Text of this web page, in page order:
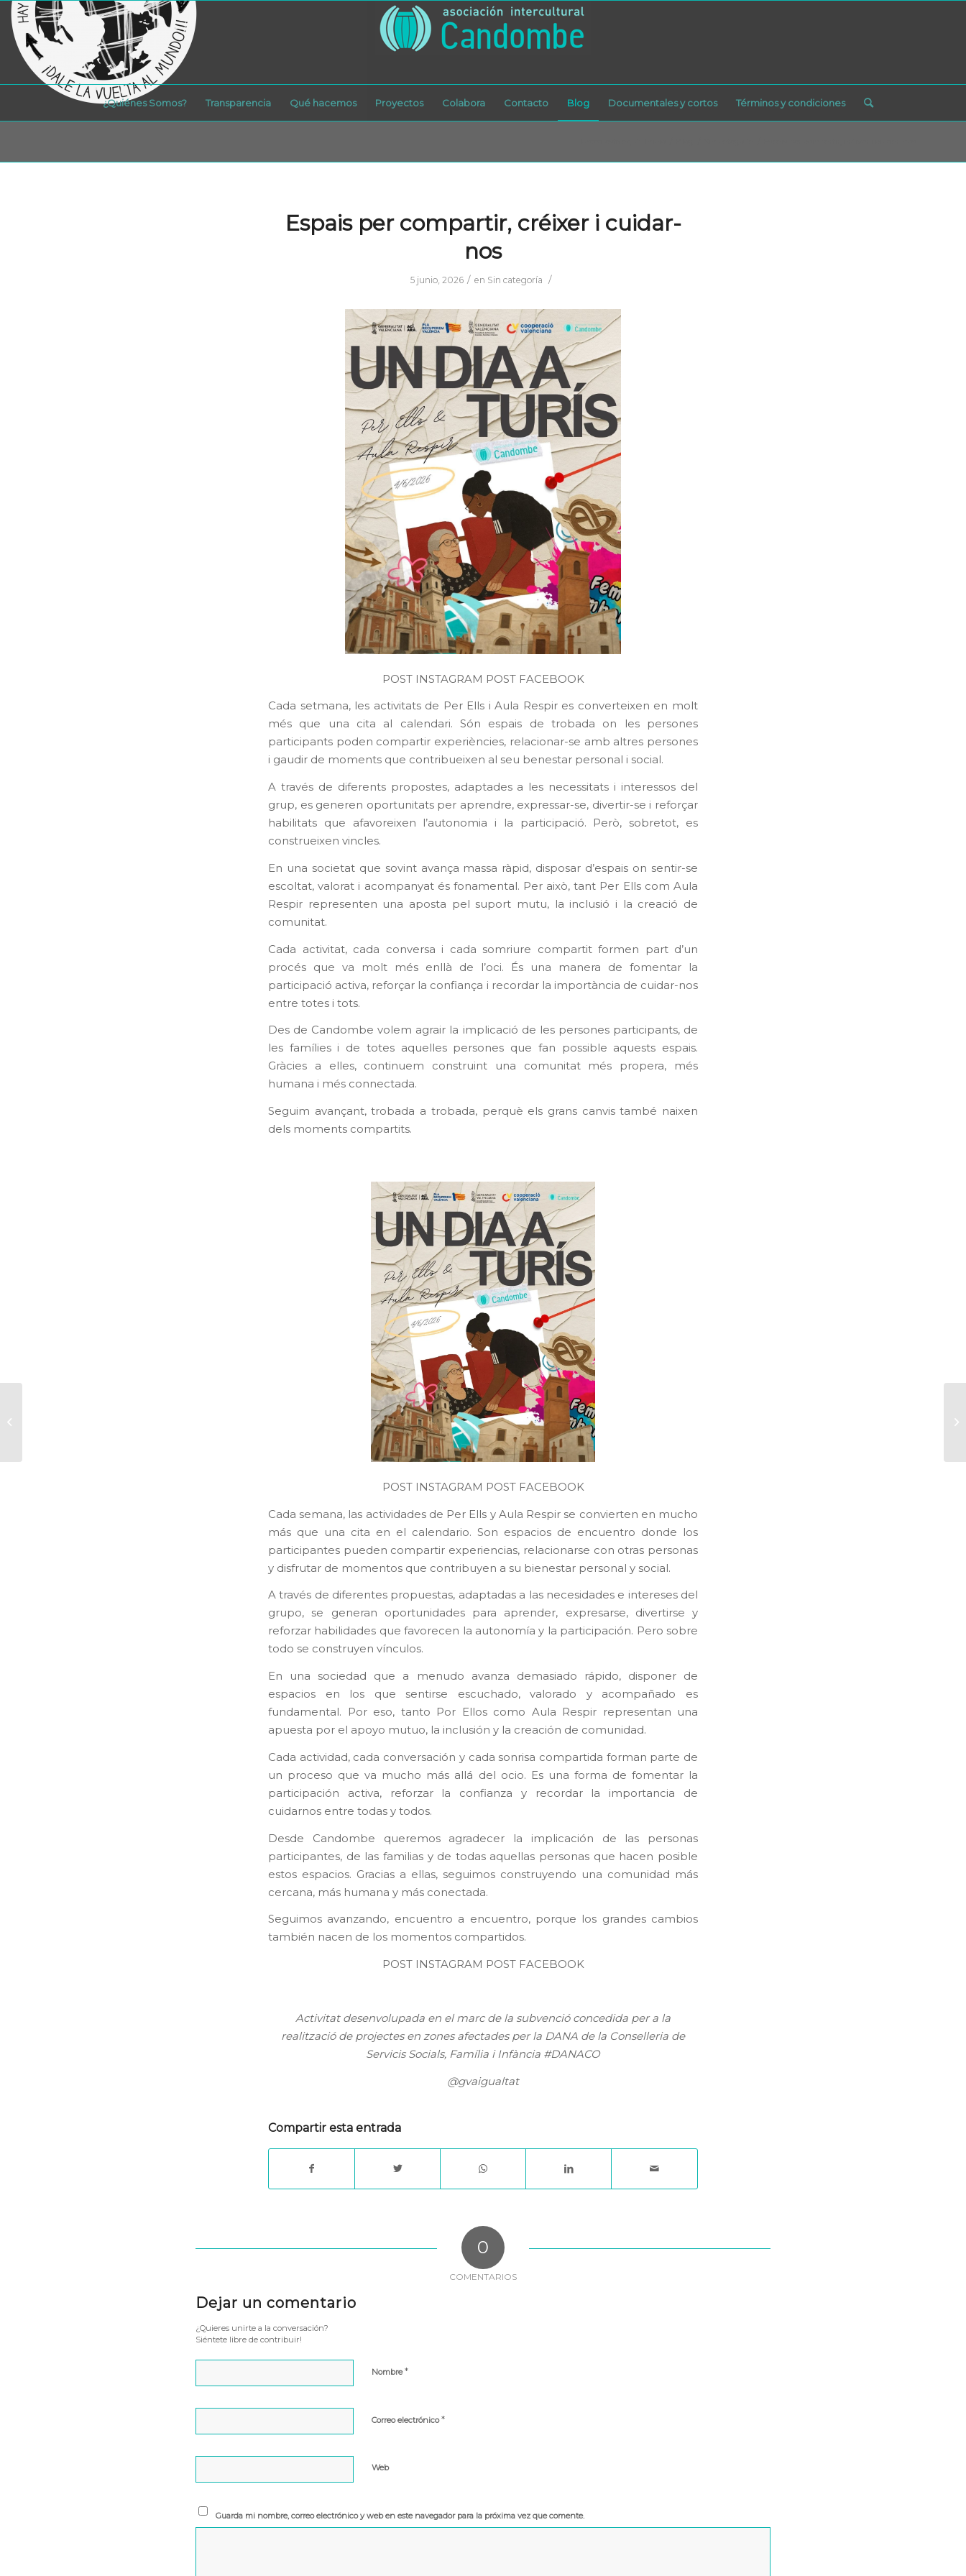
¿Quiénes Somos? Transparencia Qué hacemos Proyectos Colabora Contacto Blog Documentales y cortos Términos y condiciones
Espais per compartir, créixer i cuidar-
nos
5 junio, 2026 / en Sin categoría /
POST INSTAGRAM POST FACEBOOK
Cada setmana, les activitats de Per Ells i Aula Respir es converteixen en molt
més que una cita al calendari. Són espais de trobada on les persones
participants poden compartir experiències, relacionar-se amb altres persones
i gaudir de moments que contribueixen al seu benestar personal i social.
A través de diferents propostes, adaptades a les necessitats i interessos del
grup, es generen oportunitats per aprendre, expressar-se, divertir-se i reforçar
habilitats que afavoreixen l’autonomia i la participació. Però, sobretot, es
construeixen vincles.
En una societat que sovint avança massa ràpid, disposar d’espais on sentir-se
escoltat, valorat i acompanyat és fonamental. Per això, tant Per Ells com Aula
Respir representen una aposta pel suport mutu, la inclusió i la creació de
comunitat.
Cada activitat, cada conversa i cada somriure compartit formen part d’un
procés que va molt més enllà de l’oci. És una manera de fomentar la
participació activa, reforçar la confiança i recordar la importància de cuidar-nos
entre totes i tots.
Des de Candombe volem agrair la implicació de les persones participants, de
les famílies i de totes aquelles persones que fan possible aquests espais.
Gràcies a elles, continuem construint una comunitat més propera, més
humana i més connectada.
Seguim avançant, trobada a trobada, perquè els grans canvis també naixen
dels moments compartits.
POST INSTAGRAM POST FACEBOOK
Cada semana, las actividades de Per Ells y Aula Respir se convierten en mucho
más que una cita en el calendario. Son espacios de encuentro donde los
participantes pueden compartir experiencias, relacionarse con otras personas
y disfrutar de momentos que contribuyen a su bienestar personal y social.
A través de diferentes propuestas, adaptadas a las necesidades e intereses del
grupo, se generan oportunidades para aprender, expresarse, divertirse y
reforzar habilidades que favorecen la autonomía y la participación. Pero sobre
todo se construyen vínculos.
En una sociedad que a menudo avanza demasiado rápido, disponer de
espacios en los que sentirse escuchado, valorado y acompañado es
fundamental. Por eso, tanto Por Ellos como Aula Respir representan una
apuesta por el apoyo mutuo, la inclusión y la creación de comunidad.
Cada actividad, cada conversación y cada sonrisa compartida forman parte de
un proceso que va mucho más allá del ocio. Es una forma de fomentar la
participación activa, reforzar la confianza y recordar la importancia de
cuidarnos entre todas y todos.
Desde Candombe queremos agradecer la implicación de las personas
participantes, de las familias y de todas aquellas personas que hacen posible
estos espacios. Gracias a ellas, seguimos construyendo una comunidad más
cercana, más humana y más conectada.
Seguimos avanzando, encuentro a encuentro, porque los grandes cambios
también nacen de los momentos compartidos.
POST INSTAGRAM POST FACEBOOK
Activitat desenvolupada en el marc de la subvenció concedida per a la
realització de projectes en zones afectades per la DANA de la Conselleria de
Servicis Socials, Família i Infància #DANACO
@gvaigualtat
Compartir esta entrada
0
COMENTARIOS
Dejar un comentario
¿Quieres unirte a la conversación?
Siéntete libre de contribuir!
Nombre*
Correo electrónico*
Web
Guarda mi nombre, correo electrónico y web en este navegador para la próxima vez que comente.